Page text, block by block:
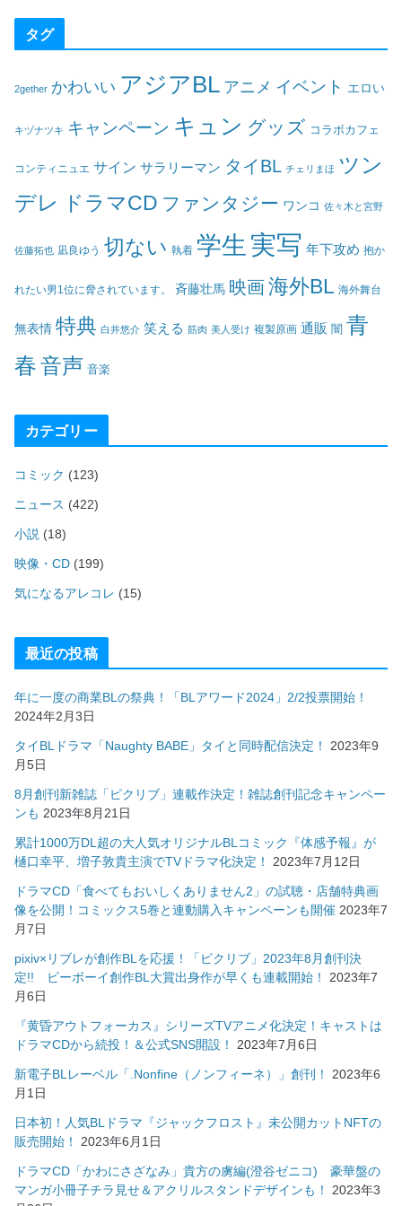
タグ
2gether かわいい アジアBL アニメ イベント エロい
キヅナツキ キャンペーン キュン グッズ コラボカフェ
コンティニュエ サイン サラリーマン タイBL チェリまほ ツン
デレ
ドラマCD ファンタジー ワンコ 佐々木と宮野
佐藤拓也 凪良ゆう 切ない 執着 学生 実写 年下攻め 抱か
れたい男1位に脅されています。 斉藤壮馬 映画海外BL 海外舞台
無表情 特典 白井悠介 笑える 筋肉 美人受け 複製原画 通販 闇 青
春音声 音楽
カテゴリー
コミック (123)
ニュース (422)
小説 (18)
映像・CD (199)
気になるアレコレ (15)
最近の投稿
年に一度の商業BLの祭典！「BLアワード2024」2/2投票開始！
2024年2月3日
タイBLドラマ「Naughty BABE」タイと同時配信決定！
2023年9
月5日
8月創刊新雑誌「ピクリブ」連載作決定！雑誌創刊記念キャンペー
ンも 2023年8月21日
累計1000万DL超の大人気オリジナルBLコミック『体感予報』が
樋口幸平、増子敦貴主演でTVドラマ化決定！
2023年7月12日
ドラマCD「食べてもおいしくありません2」の試聴・店舗特典画
像を公開！コミックス5巻と連動購入キャンペーンも開催 2023年7
月7日
pixiv×リブレが創作BLを応援！「ピクリブ」2023年8月創刊決
定!! ビーボーイ創作BL大賞出身作が早くも連載開始！
2023年7
月6日
『黄昏アウトフォーカス』シリーズTVアニメ化決定！キャストは
ドラマCDから続投！＆公式SNS開設！
2023年7月6日
新電子BLレーベル「.Nonfine（ノンフィーネ）」創刊！
2023年6
月1日
日本初！人気BLドラマ『ジャックフロスト』未公開カットNFTの
販売開始！
2023年6月1日
ドラマCD「かわにさざなみ」貴方の虜編(澄谷ゼニコ) 豪華盤の
マンガ小冊子チラ見せ＆アクリルスタンドデザインも！
2023年3